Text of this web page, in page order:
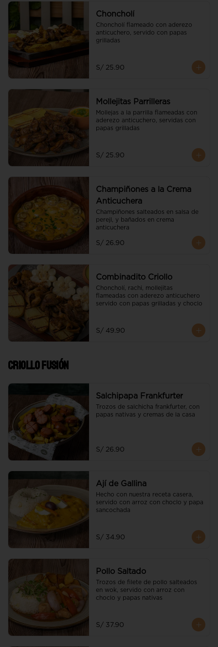
Choncholí
Choncholí flameado con aderezo
anticuchero, servido con papas
grilladas
S/ 25.90
Mollejitas Parrilleras
Mollejas a la parrilla flameadas con
aderezo anticuchero, servidas con
papas grilladas
S/ 25.90
Champiñones a la Crema
Anticuchera
Champiñones salteados en salsa de
perejl, y bañados en crema
anticuchera
S/ 26.90
Combinadito Criollo
Choncholí, rachi, mollejitas
flameadas con aderezo anticuchero
servido con papas grilladas y choclo
S/ 49.90
Criollo Fusión
Salchipapa Frankfurter
Trozos de salchicha frankfurter, con
papas nativas y cremas de la casa
S/ 26.90
Ají de Gallina
Hecho con nuestra receta casera,
servido con arroz con choclo y papa
sancochada
S/ 34.90
Pollo Saltado
Trozos de filete de pollo salteados
en wok, servido con arroz con
choclo y papas nativas
S/ 37.90